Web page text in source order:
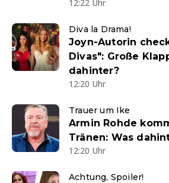
12:22 Uhr
Diva la Drama!
Joyn-Autorin
Divas": Große
dahinter?
12:20 Uhr
Trauer um Ike
Armin Rohde
Tränen: Was
12:20 Uhr
Achtung, Spoiler!